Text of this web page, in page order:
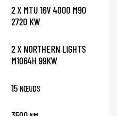
2 X MTU 16V 4000 M90
2720 KW
2 X NORTHERN LIGHTS
M1064H 99KW
15 NŒUDS